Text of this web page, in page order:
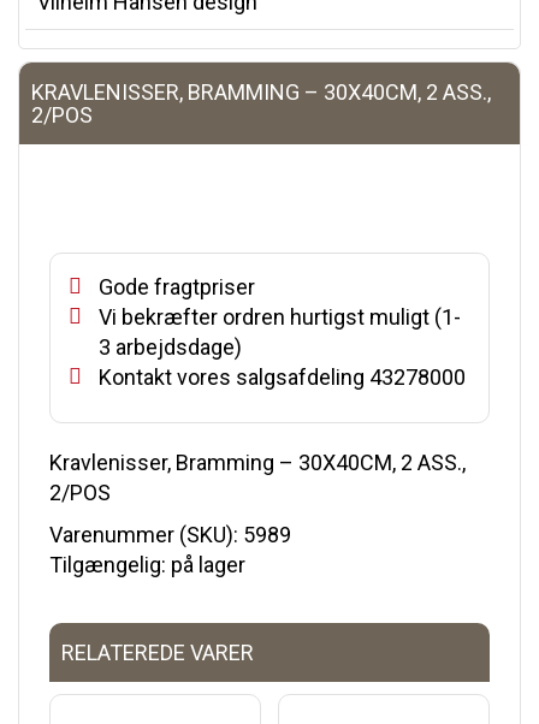
KRAVLENISSER, BRAMMING – 30X40CM, 2 ASS.,
2/POS
Gode fragtpriser
Vi bekræfter ordren hurtigst muligt (1-
3 arbejdsdage)
Kontakt vores salgsafdeling 43278000
Kravlenisser, Bramming – 30X40CM, 2 ASS.,
2/POS
Varenummer (SKU): 5989
Tilgængelig: på lager
RELATEREDE VARER